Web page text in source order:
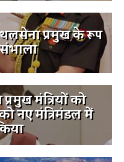
थलसेना प्रमुख के रूप
प्रमुख मंत्रियों को
नए मंत्रिमंडल में